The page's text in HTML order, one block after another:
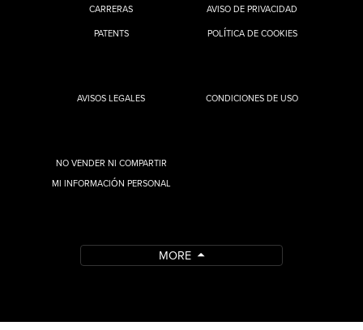
CARRERAS
PATENTS
AVISO DE PRIVACIDAD
POLÍTICA DE COOKIES
AVISOS LEGALES CONDICIONES DE USO
NO VENDER NI COMPARTIR
MI INFORMACIÓN PERSONAL
MORE